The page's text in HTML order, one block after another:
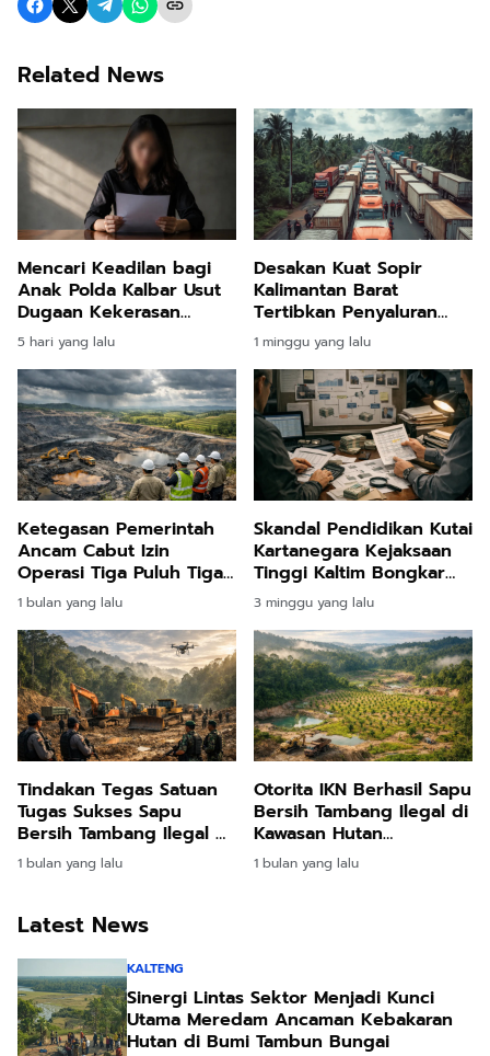
Related News
Mencari Keadilan bagi
Anak Polda Kalbar Usut
Dugaan Kekerasan
Seksual di Pontianak
5 hari yang lalu
Desakan Kuat Sopir
Kalimantan Barat
Tertibkan Penyaluran
Solar Subsidi Memantik
Respons Pengawalan
Ketat Aparat Kepolisian
1 minggu yang lalu
Ketegasan Pemerintah
Ancam Cabut Izin
Operasi Tiga Puluh Tiga
Tambang Nakal di
Kalimantan Timur
1 bulan yang lalu
Skandal Pendidikan Kutai
Kartanegara Kejaksaan
Tinggi Kaltim Bongkar
Ribuan Transaksi Haram
Dana Guru
3 minggu yang lalu
Tindakan Tegas Satuan
Tugas Sukses Sapu
Bersih Tambang Ilegal di
Zona Konservasi Ibu
Kota Nusantara
1 bulan yang lalu
Otorita IKN Berhasil Sapu
Bersih Tambang Ilegal di
Kawasan Hutan
Konservasi Nusantara
1 bulan yang lalu
Latest News
KALTENG
Sinergi Lintas Sektor Menjadi Kunci
Utama Meredam Ancaman Kebakaran
Hutan di Bumi Tambun Bungai